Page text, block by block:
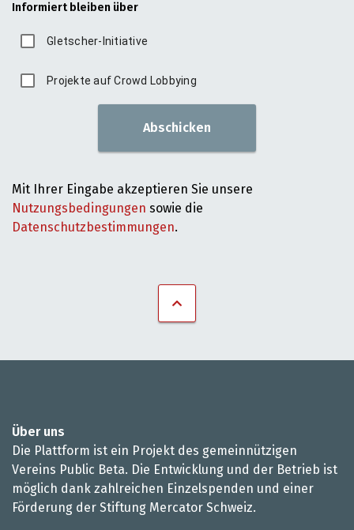
Informiert bleiben über
Gletscher-Initiative
Projekte auf Crowd Lobbying
Abschicken
Mit Ihrer Eingabe akzeptieren Sie unsere
Nutzungsbedingungen sowie die
Datenschutzbestimmungen.
Über uns
Die Plattform ist ein Projekt des gemeinnützigen
Vereins Public Beta. Die Entwicklung und der Betrieb ist
möglich dank zahlreichen Einzelspenden und einer
Förderung der Stiftung Mercator Schweiz.